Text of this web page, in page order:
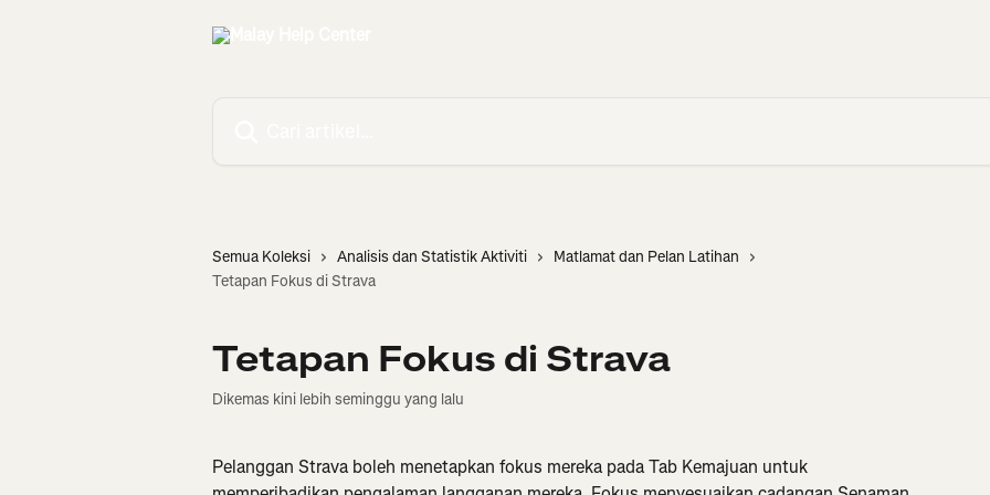
Semua Koleksi Analisis dan Statistik Aktiviti
Matlamat dan Pelan Latihan
Tetapan Fokus di Strava
Tetapan Fokus di Strava
Dikemas kini lebih seminggu yang lalu
Pelanggan Strava boleh menetapkan fokus mereka pada Tab Kemajuan untuk